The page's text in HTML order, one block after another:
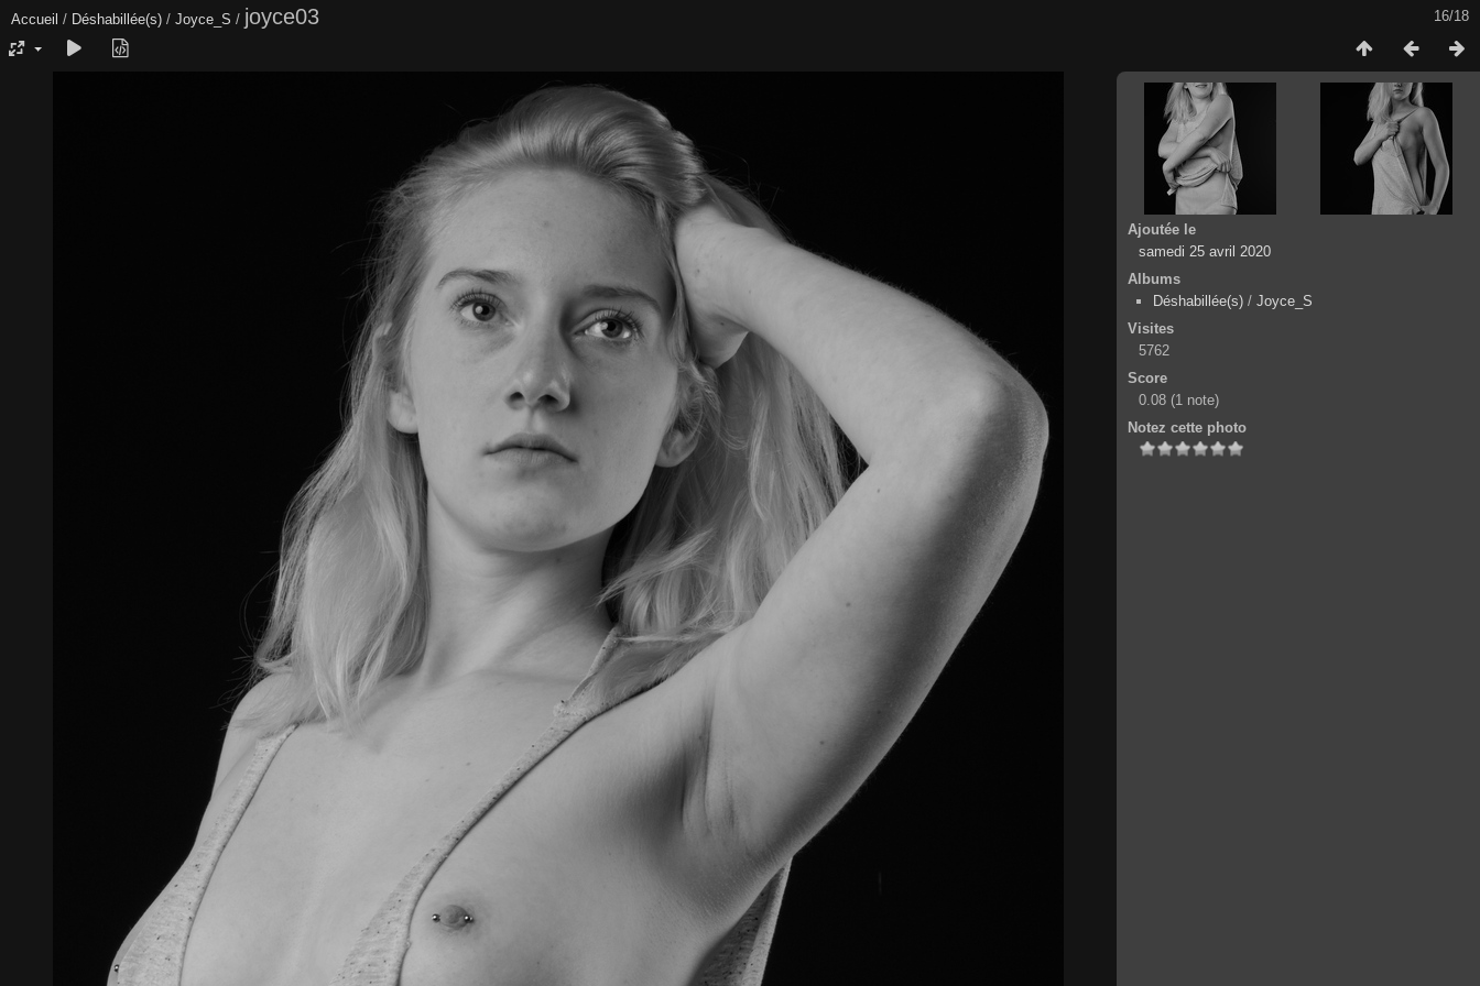
16/18
Accueil / Déshabillée(s) / Joyce_S / joyce03
Ajoutée le
samedi 25 avril 2020
Albums
Déshabillée(s) / Joyce_S
Visites
5762
Score
0.08 (1 note)
Notez cette photo